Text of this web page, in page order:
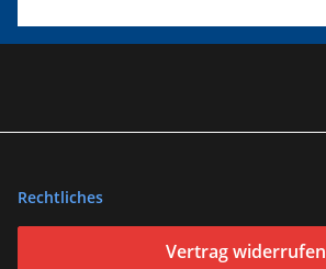
Rechtliches
Vertrag widerrufen